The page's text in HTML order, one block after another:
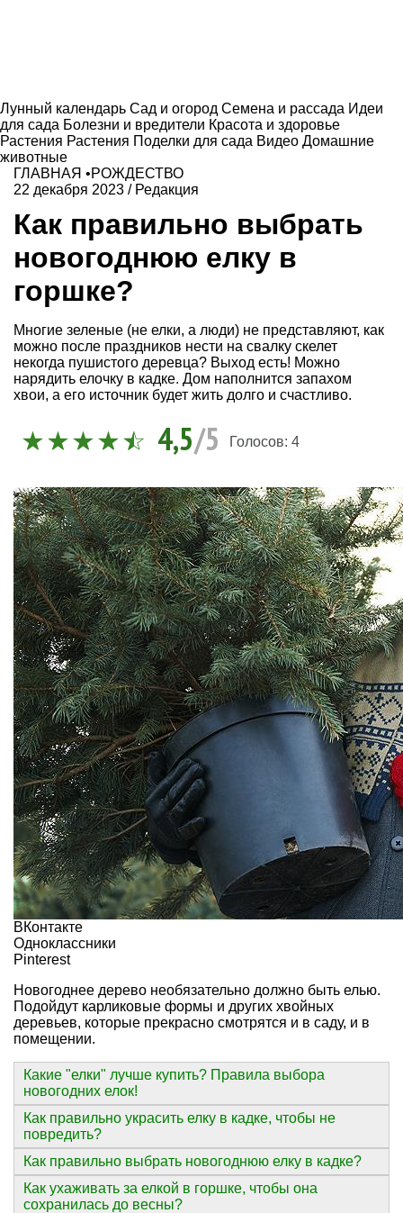
Лунный календарь Сад и огород Семена и рассада Идеи
для сада Болезни и вредители Красота и здоровье
Растения Растения Поделки для сада Видео Домашние
животные
ГЛАВНАЯ •РОЖДЕСТВО
22 декабря 2023 / Редакция
Как правильно выбрать
новогоднюю елку в
горшке?
Многие зеленые (не елки, а люди) не представляют, как
можно после праздников нести на свалку скелет
некогда пушистого деревца? Выход есть! Можно
нарядить елочку в кадке. Дом наполнится запахом
хвои, а его источник будет жить долго и счастливо.
4,5/5 Голосов: 4
ВКонтакте
Одноклассники
Pinterest
Новогоднее дерево необязательно должно быть елью.
Подойдут карликовые формы и других хвойных
деревьев, которые прекрасно смотрятся и в саду, и в
помещении.
Какие "елки" лучше купить? Правила выбора
новогодних елок!
Как правильно украсить елку в кадке, чтобы не
повредить?
Как правильно выбрать новогоднюю елку в кадке?
Как ухаживать за елкой в горшке, чтобы она
сохранилась до весны?